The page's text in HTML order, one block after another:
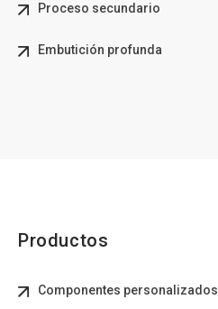
Proceso secundario
Embutición profunda
Productos
Componentes personalizados